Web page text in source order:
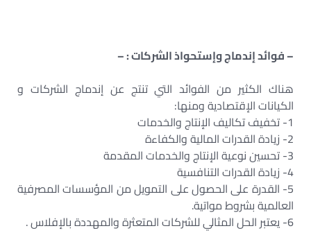
– فوائد إندماج وإستحواذ الشركات : –
هناك الكثير من الفوائد التي تنتج عن إندماج الشركات و
الكيانات الإقتصادية ومنها:
1- تخفيف تكاليف الإنتاج والخدمات
2- زيادة القدرات المالية والكفاءة
3- تحسين نوعية الإنتاج والخدمات المقدمة
4- زيادة القدرات التنافسية
5- القدرة على الحصول على التمويل من المؤسسات المصرفية
العالمية بشروط مواتية.
6- يعتبر الحل المثالي للشركات المتعثرة والمهددة بالإفلاس .